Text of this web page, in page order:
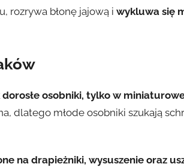
rozrywa błonę jajową i wykluwa się
osobniki, tylko w
dlatego młode osobniki szukają
na drapieżniki, wysuszenie oraz